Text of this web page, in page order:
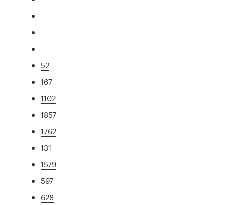
52
167
1102
1857
1762
131
1579
597
628